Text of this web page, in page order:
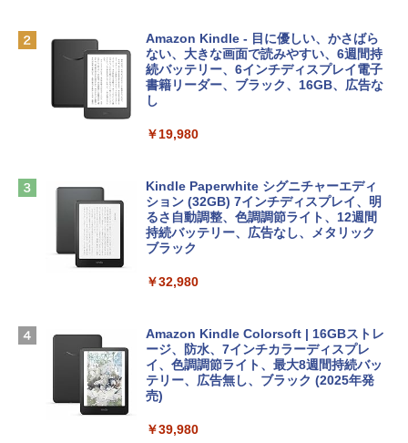
￥137,800
tomtoc 360°保護 15.6 16インチ パソコ
ンケース Dell NEC Lavie ASUS HP dyna
Apple 2026 MacBook Air M5チップ搭載
13インチノートブック：AIとApple Intell
igence、13.6インチLiquid Retinaディ
スプレイ、24GBユニファイドメモリ、1
ームカメラ、日本語キーボード、Touch I
￥314,800
【Amazon.co.jp限定】 HP ノートパソコ
ン 15-fd 15.6インチ 16GBメモリ 512GB
Microsoft Office Home & Business 202
4(最新 永続版)|オンラインコード版|Wind
ows11、10/mac対応|PC2台
￥39,582
インゲームコード】 ロブロックス | オン
ラインコード版
￥3,200
Robloxギフトカード - 1000 Robux 【限
ラインコード版
￥1,600
版)|オンラインコード版|Windows11、1
出す プロンプトの言葉 AI画像生成シリー
ズ (はぴーイラストLabo)
￥480
ClaudeCode いちばんやさしい 教科書:
にもKindle出版にも！ 非エンジニアのた
めのAIコーディング入門シリーズ
￥99
FM TOWNS ハイパー・カタログ: 本体ハ
￥1,600
1冊ですべて身につくHTML & CSSとWe
Amazon Kindle - 目に優しい、かさばら
ない、大きな画面で読みやすい、6週間持
続バッテリー、6インチディスプレイ電子
書籍リーダー、ブラック、16GB、広告な
し
￥19,980
Kindle Paperwhite シグニチャーエディ
ション (32GB) 7インチディスプレイ、明
るさ自動調整、色調調節ライト、12週間
持続バッテリー、広告なし、メタリック
ブラック
￥32,980
Amazon Kindle Colorsoft | 16GBストレ
ージ、防水、7インチカラーディスプレ
イ、色調調節ライト、最大8週間持続バッ
テリー、広告無し、ブラック (2025年発
売)
￥39,980